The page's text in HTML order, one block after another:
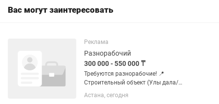
Вас могут заинтересовать
Реклама
Разнорабочий
300 000 - 550 000 ₸
Требуются разнорабочие! 📍
Строительный объект (Улы дала/
айтматова) ⏰ График: 08:00–20:00
(обед 13:00–14:00) 💰 Оплата: 13 000
Астана, сегодня